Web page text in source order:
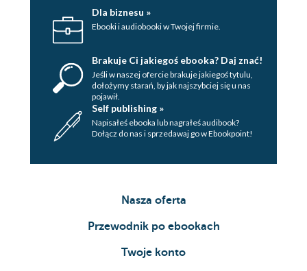
Dla biznesu »
Ebooki i audiobooki w Twojej firmie.
Brakuje Ci jakiegoś ebooka? Daj znać!
Jeśli w naszej ofercie brakuje jakiegoś tytulu,
dołożymy starań, by jak najszybciej się u nas
pojawił.
Self publishing »
Napisałeś ebooka lub nagrałeś audibook?
Dołącz do nas i sprzedawaj go w Ebookpoint!
Nasza oferta
Przewodnik po ebookach
Twoje konto